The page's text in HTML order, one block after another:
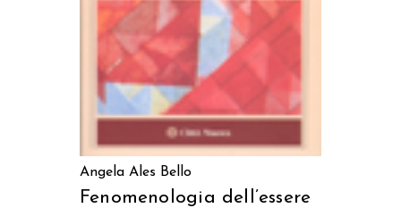
Angela Ales Bello
Fenomenologia dell’essere